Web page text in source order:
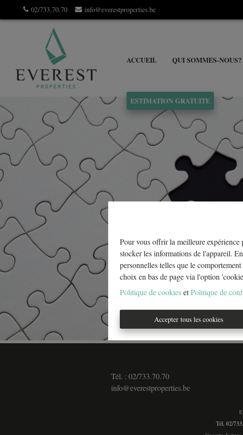
Pour vous offrir la meilleure expérience
stocker les informations de l'appareil.
personnelles telles que le
choix en bas de page via l'option
Politique de cookiesetPolitique de
Accepter tous les cookies
02/733.70.70 info@everestproperties.be
ACCUEIL QUI SOMMES-NOUS?
ESTIMATION GRATUITE
Tél. : 02/733.70.70
info@everestproperties.be
Tél. 02/